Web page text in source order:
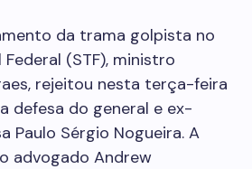
da trama golpista no
(STF), ministro
rejeitou nesta terça-feira
defesa do general e ex-
Paulo Sérgio Nogueira. A
advogado Andrew